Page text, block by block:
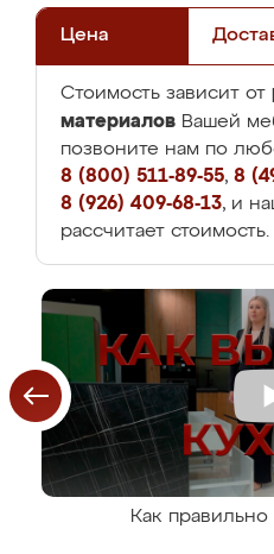
Цена
Стоимость зависит от
материалов Вашей
позвоните нам по
8 (800) 511-89-55, 8
8 (926) 409-68-13, и
рассчитает стоимость.
Как